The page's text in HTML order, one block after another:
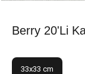
Berry 20'li
33x33 cm